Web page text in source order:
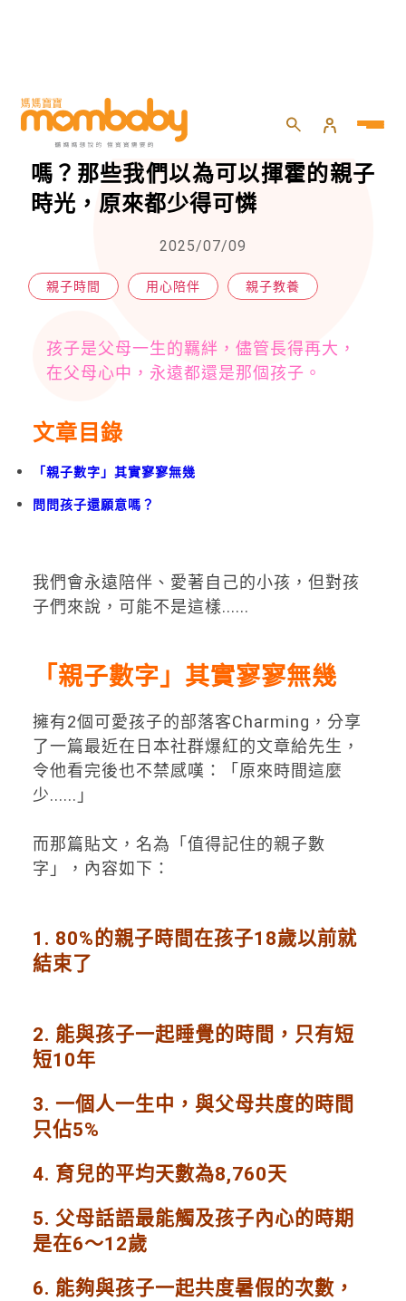
HOME 親子 親子教養
你知道「值得記住的親子數字」
嗎？那些我們以為可以揮霍的親子
時光，原來都少得可憐
2025/07/09
親子時間 用心陪伴 親子教養
孩子是父母一生的羈絆，儘管長得再大，
在父母心中，永遠都還是那個孩子。
文章目錄
「親子數字」其實寥寥無幾
問問孩子還願意嗎？
我們會永遠陪伴、愛著自己的小孩，但對孩
子們來說，可能不是這樣......
「親子數字」其實寥寥無幾
擁有2個可愛孩子的部落客Charming，分享
了一篇最近在日本社群爆紅的文章給先生，
令他看完後也不禁感嘆：「原來時間這麼
少......」
而那篇貼文，名為「值得記住的親子數
字」，內容如下：
1. 80%的親子時間在孩子18歲以前就
結束了
2. 能與孩子一起睡覺的時間，只有短
短10年
3. 一個人一生中，與父母共度的時間
只佔5%
4. 育兒的平均天數為8,760天
5. 父母話語最能觸及孩子內心的時期
是在6～12歲
6. 能夠與孩子一起共度暑假的次數，